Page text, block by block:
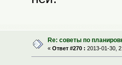
Re: советы по
« Ответ #270 : 2013-01-30,